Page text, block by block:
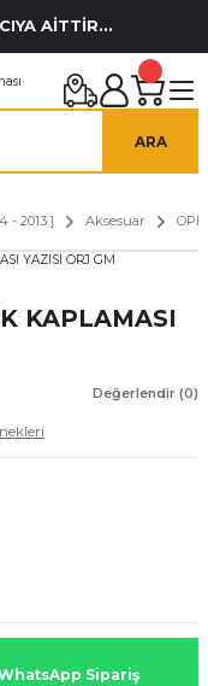
AİTTİR...
ARA
- 2013 ] Aksesuar
KAPLAMASI
Değerlendir (0)
Sipariş